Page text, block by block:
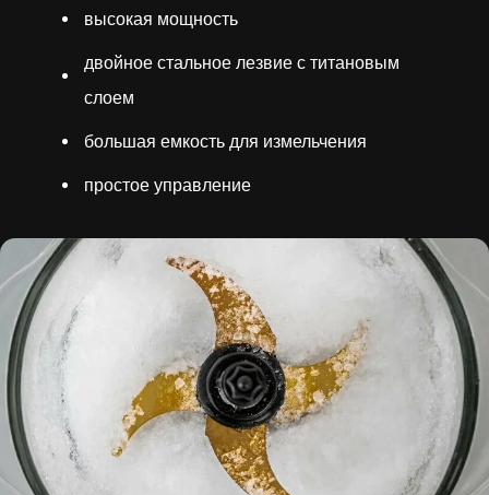
высокая мощность
двойное стальное лезвие с титановым
слоем
большая емкость для измельчения
простое управление